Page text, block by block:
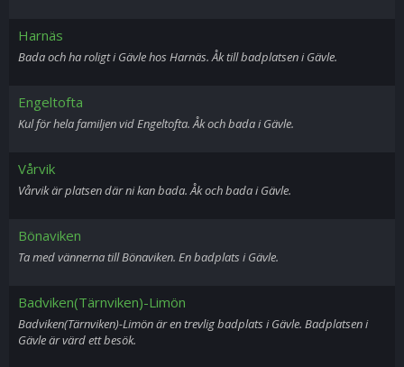
Harnäs
Bada och ha roligt i Gävle hos Harnäs. Åk till badplatsen i Gävle.
Engeltofta
Kul för hela familjen vid Engeltofta. Åk och bada i Gävle.
Vårvik
Vårvik är platsen där ni kan bada. Åk och bada i Gävle.
Bönaviken
Ta med vännerna till Bönaviken. En badplats i Gävle.
Badviken(Tärnviken)-Limön
Badviken(Tärnviken)-Limön är en trevlig badplats i Gävle. Badplatsen i
Gävle är värd ett besök.